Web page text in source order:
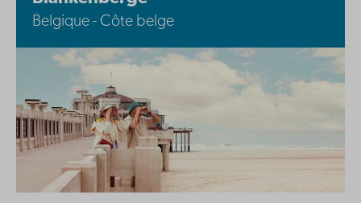
Belgique - Côte belge